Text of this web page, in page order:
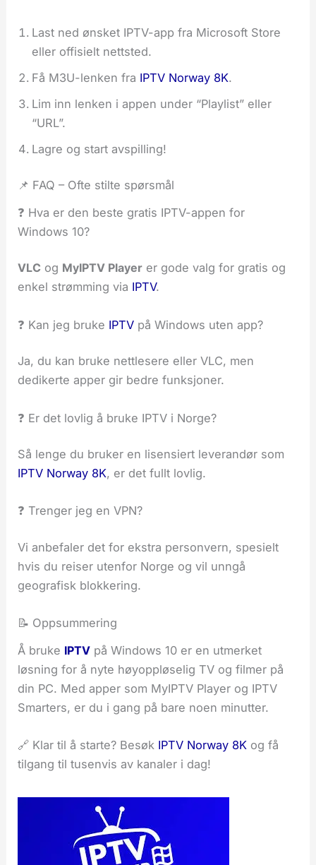
Last ned ønsket IPTV-app fra Microsoft Store
eller offisielt nettsted.
Få M3U-lenken fra IPTV Norway 8K.
Lim inn lenken i appen under “Playlist” eller
“URL”.
Lagre og start avspilling!
📌 FAQ – Ofte stilte spørsmål
❓ Hva er den beste gratis IPTV-appen for
Windows 10?
VLC og MyIPTV Player er gode valg for gratis og
enkel strømming via IPTV.
❓ Kan jeg bruke IPTV på Windows uten app?
Ja, du kan bruke nettlesere eller VLC, men
dedikerte apper gir bedre funksjoner.
❓ Er det lovlig å bruke IPTV i Norge?
Så lenge du bruker en lisensiert leverandør som
IPTV Norway 8K, er det fullt lovlig.
❓ Trenger jeg en VPN?
Vi anbefaler det for ekstra personvern, spesielt
hvis du reiser utenfor Norge og vil unngå
geografisk blokkering.
📝 Oppsummering
Å bruke IPTV på Windows 10 er en utmerket
løsning for å nyte høyoppløselig TV og filmer på
din PC. Med apper som MyIPTV Player og IPTV
Smarters, er du i gang på bare noen minutter.
🔗 Klar til å starte? Besøk IPTV Norway 8K og få
tilgang til tusenvis av kanaler i dag!